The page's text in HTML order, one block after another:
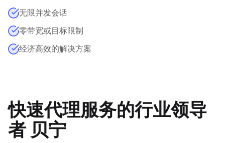
无限并发会话
零带宽或目标限制
经济高效的解决方案
快速代理服务的行业领导
者贝宁